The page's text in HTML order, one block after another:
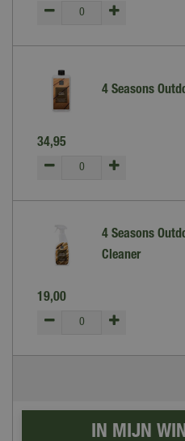
4 Seasons
34,95
4 Seasons
Cleaner
19,00